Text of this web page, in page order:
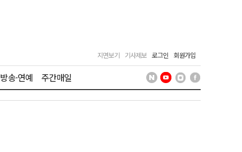
지면보기 기사제보 로그인 회원가입
방송·연예 주간매일